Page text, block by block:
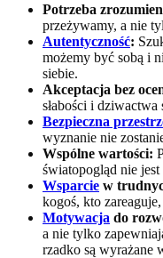
Potrzeba
przeżywamy, a nie
Autentyczność:
możemy być sobą i
siebie.
Akceptacja bez
słabości i dziwactwa
Bezpieczna
wyznanie nie
Wspólne wartości:
światopogląd nie
Wsparcie w
kogoś, kto
Motywacja do
a nie tylko
rzadko są wyrażane